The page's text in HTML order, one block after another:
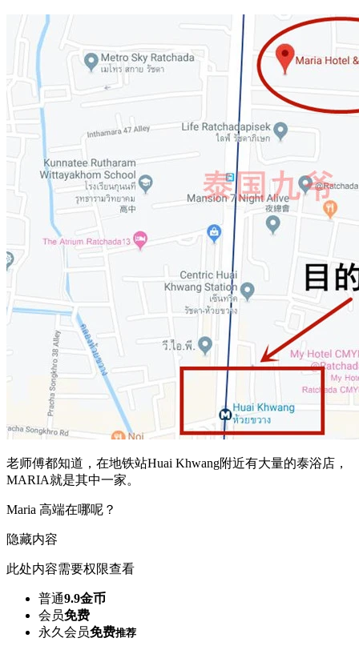
老师傅都知道，在地铁站Huai Khwang附近有大量的泰浴店，
MARIA就是其中一家。
Maria 高端在哪呢？
隐藏内容
此处内容需要权限查看
普通9.9金币
会员免费
永久会员免费推荐